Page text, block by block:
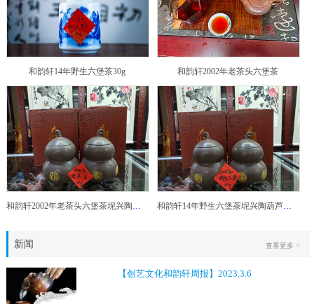
和韵轩14年野生六堡茶30g 和韵轩2002年老茶头六堡茶
和韵轩2002年老茶头六堡茶坭兴陶葫芦茶罐 和韵轩14年野生六堡茶坭兴陶葫芦茶罐
新闻
【创艺文化和韵轩周报】2023.3.6
查看更多 >